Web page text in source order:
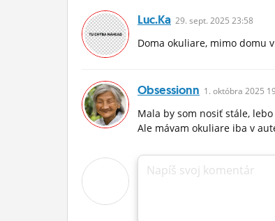
Luc.ka 29. sept. 2025 23:58
Doma okuliare, mimo domu
Obsessionn 1. októbra 2025
Mala by som nosiť stále,
Ale mávam okuliare iba v
Napíš svoj komentár